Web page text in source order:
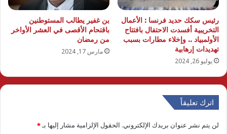
رئيس سكك حديد فرنسا : الأعمال
التخريبية أفسدت الاحتفال بافتتاح
الأولمبياد .. وإخلاء مطارات بسبب
تهديدات إرهابية
يوليو 26, 2024
بن غفير يطالب المستوطنين
باقتحام الأقصى في العشر الأواخر
من رمضان
مارس 17, 2024
اترك تعليقاً
لن يتم نشر عنوان بريدك الإلكتروني. الحقول الإلزامية مشار إليها بـ*